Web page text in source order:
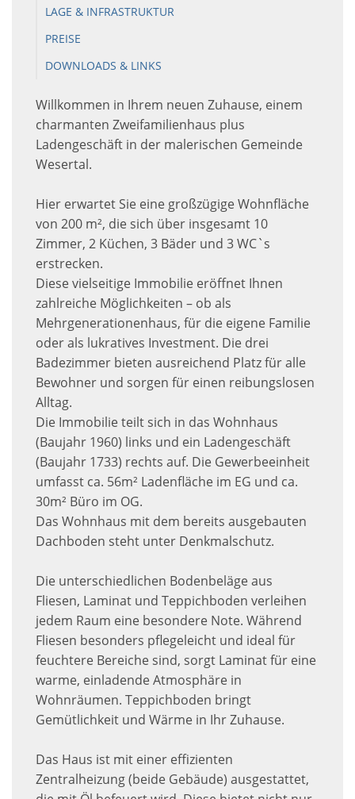
LAGE & INFRASTRUKTUR
PREISE
DOWNLOADS & LINKS
Willkommen in Ihrem neuen Zuhause, einem
charmanten Zweifamilienhaus plus
Ladengeschäft in der malerischen Gemeinde
Wesertal.
Hier erwartet Sie eine großzügige Wohnfläche
von 200 m², die sich über insgesamt 10
Zimmer, 2 Küchen, 3 Bäder und 3 WC`s
erstrecken.
Diese vielseitige Immobilie eröffnet Ihnen
zahlreiche Möglichkeiten – ob als
Mehrgenerationenhaus, für die eigene Familie
oder als lukratives Investment. Die drei
Badezimmer bieten ausreichend Platz für alle
Bewohner und sorgen für einen reibungslosen
Alltag.
Die Immobilie teilt sich in das Wohnhaus
(Baujahr 1960) links und ein Ladengeschäft
(Baujahr 1733) rechts auf. Die Gewerbeeinheit
umfasst ca. 56m² Ladenfläche im EG und ca.
30m² Büro im OG.
Das Wohnhaus mit dem bereits ausgebauten
Dachboden steht unter Denkmalschutz.
Die unterschiedlichen Bodenbeläge aus
Fliesen, Laminat und Teppichboden verleihen
jedem Raum eine besondere Note. Während
Fliesen besonders pflegeleicht und ideal für
feuchtere Bereiche sind, sorgt Laminat für eine
warme, einladende Atmosphäre in
Wohnräumen. Teppichboden bringt
Gemütlichkeit und Wärme in Ihr Zuhause.
Das Haus ist mit einer effizienten
Zentralheizung (beide Gebäude) ausgestattet,